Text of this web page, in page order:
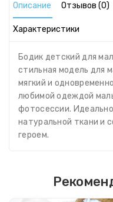
Описание Отзывов (0)
Характеристики
Бодик детский для
стильная модель для
мягкий и
любимой одеждой
фотосессии.
натуральной ткани и
героем.